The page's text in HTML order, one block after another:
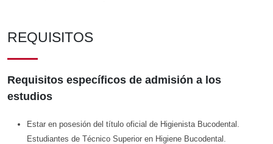
REQUISITOS
Requisitos específicos de admisión a los
estudios
Estar en posesión del título oficial de Higienista Bucodental.
Estudiantes de Técnico Superior en Higiene Bucodental.